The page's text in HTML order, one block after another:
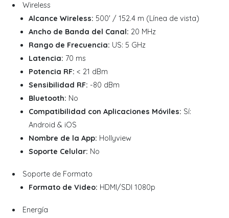
Wireless
Alcance Wireless: 500' / 152.4 m (Línea de vista)
Ancho de Banda del Canal: 20 MHz
Rango de Frecuencia: US: 5 GHz
Latencia: 70 ms
Potencia RF: < 21 dBm
Sensibilidad RF: -80 dBm
Bluetooth: No
Compatibilidad con Aplicaciones Móviles: Sí:
Android & iOS
Nombre de la App: Hollyview
Soporte Celular: No
Soporte de Formato
Formato de Video: HDMI/SDI 1080p
Energía